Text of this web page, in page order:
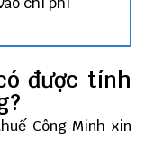
được tính
Công Minh xin